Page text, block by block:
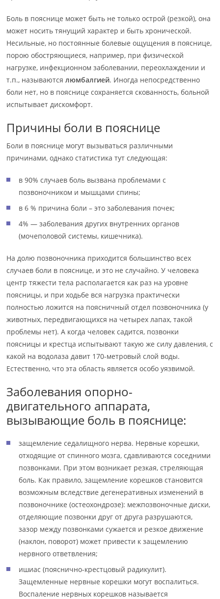
Боль в пояснице может быть не только острой (резкой), она
может носить тянущий характер и быть хронической.
Несильные, но постоянные болевые ощущения в пояснице,
порою обостряющиеся, например, при физической
нагрузке, инфекционном заболевании, переохлаждении и
т.п., называютсялюмбалгией. Иногда непосредственно
боли нет, но в пояснице сохраняется скованность, больной
испытывает дискомфорт.
Причины боли в пояснице
Боли в пояснице могут вызываться различными
причинами, однако статистика тут следующая:
в 90% случаев боль вызвана проблемами с
позвоночником и мышцами спины;
в 6 % причина боли – это заболевания почек;
4% — заболевания других внутренних органов
(мочеполовой системы, кишечника).
На долю позвоночника приходится большинство всех
случаев боли в пояснице, и это не случайно. У человека
центр тяжести тела располагается как раз на уровне
поясницы, и при ходьбе вся нагрузка практически
полностью ложится на поясничный отдел позвоночника (у
животных, передвигающихся на четырех лапах, такой
проблемы нет). А когда человек садится, позвонки
поясницы и крестца испытывают такую же силу давления, с
какой на водолаза давит 170-метровый слой воды.
Естественно, что эта область является особо уязвимой.
Заболевания опорно-
двигательного аппарата,
вызывающие боль в пояснице:
защемление седалищного нерва. Нервные корешки,
отходящие от спинного мозга, сдавливаются соседними
позвонками. При этом возникает резкая, стреляющая
боль. Как правило, защемление корешков становится
возможным вследствие дегенеративных изменений в
позвоночнике (остеохондрозе): межпозвоночные диски,
отделяющие позвонки друг от друга разрушаются,
зазор между позвонками сужается и резкое движение
(наклон, поворот) может привести к защемлению
нервного ответвления;
ишиас (пояснично-крестцовый радикулит).
Защемленные нервные корешки могут воспалиться.
Воспаление нервных корешков называется